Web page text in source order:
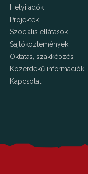
Helyi adók
Projektek
Szociális ellátások
Sajtóközlemények
Oktatás, szakképzés
Közérdekű információk
Kapcsolat